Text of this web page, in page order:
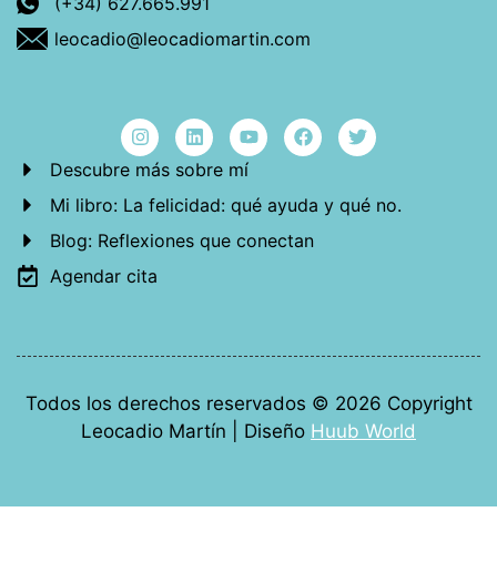
leocadio@leocadiomartin.com
Descubre más sobre mí
Mi libro: La felicidad: qué ayuda y qué no.
Blog: Reflexiones que conectan
Agendar cita
Todos los derechos reservados © 2026 Copyright
Leocadio Martín | Diseño Huub World